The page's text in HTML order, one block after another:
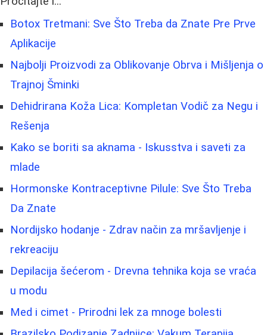
Botox Tretmani: Sve Što Treba da Znate Pre Prve
Aplikacije
Najbolji Proizvodi za Oblikovanje Obrva i Mišljenja o
Trajnoj Šminki
Dehidrirana Koža Lica: Kompletan Vodič za Negu i
Rešenja
Kako se boriti sa aknama - Iskusstva i saveti za
mlade
Hormonske Kontraceptivne Pilule: Sve Što Treba
Da Znate
Nordijsko hodanje - Zdrav način za mršavljenje i
rekreaciju
Depilacija šećerom - Drevna tehnika koja se vraća
u modu
Med i cimet - Prirodni lek za mnoge bolesti